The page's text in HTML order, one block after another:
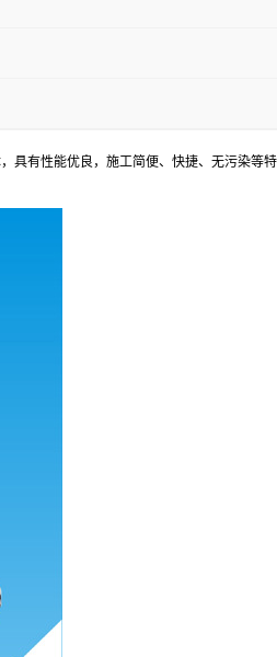
具有性能优良，施工简便、快捷、无污染等